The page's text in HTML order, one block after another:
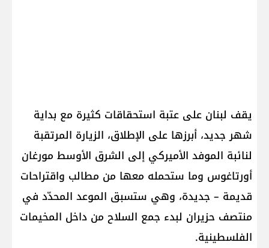
يقف لبنان على عتبة استحقاقات كثيرة مع بداية
شهر جديد، أبرزها على الإطلاق، الزيارة المرتقبة
لنائبة الموفد الأميركي إلى الشرق الأوسط مورغان
أورتاغوس وما ستحمله معها من مطالب واقتراحات
قديمة – جديدة، وهي ستسبق الموعد المحدّد في
منتصف حزيران لبدء جمع السلاح من داخل المخيمات
الفلسطينية.